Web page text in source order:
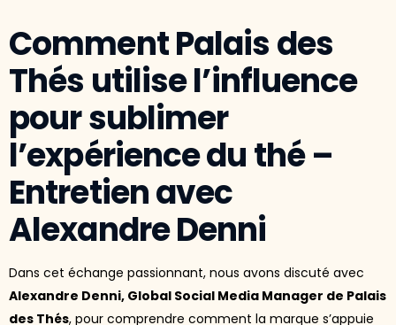
Comment Palais des
Thés utilise l’influence
pour sublimer
l’expérience du thé –
Entretien avec
Alexandre Denni
Dans cet échange passionnant, nous avons discuté avec
Alexandre Denni, Global Social Media Manager de Palais
des Thés, pour comprendre comment la marque s’appuie